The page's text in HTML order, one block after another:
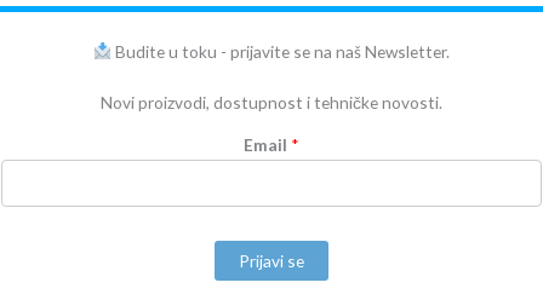
Budite u toku - prijavite se na naš Newsletter.
Novi proizvodi, dostupnost i tehničke novosti.
Email *
Prijavi se